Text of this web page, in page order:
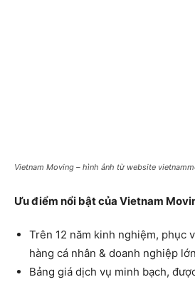
Vietnam Moving – hình ảnh từ website
Ưu điểm nổi bật của Vietnam
Trên 12 năm kinh nghiệm, phục
hàng cá nhân & doanh nghiệp
Bảng giá dịch vụ minh bạch,